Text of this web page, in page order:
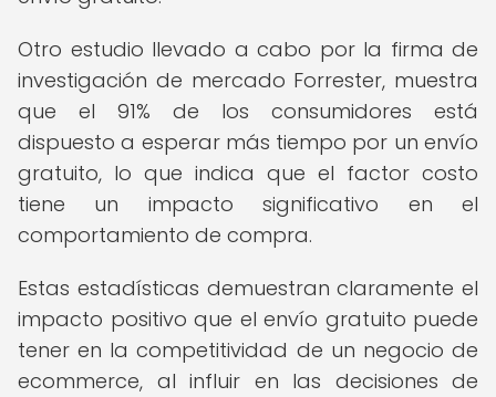
Otro estudio llevado a cabo por la firma de
investigación de mercado Forrester, muestra
que el 91% de los consumidores está
dispuesto a esperar más tiempo por un envío
gratuito, lo que indica que el factor costo
tiene un impacto significativo en el
comportamiento de compra.
Estas estadísticas demuestran claramente el
impacto positivo que el envío gratuito puede
tener en la competitividad de un negocio de
ecommerce, al influir en las decisiones de